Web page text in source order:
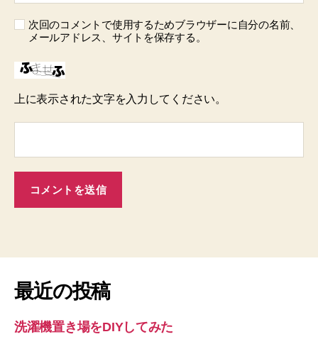
次回のコメントで使用するためブラウザーに自分の名前、
メールアドレス、サイトを保存する。
上に表示された文字を入力してください。
最近の投稿
洗濯機置き場をDIYしてみた